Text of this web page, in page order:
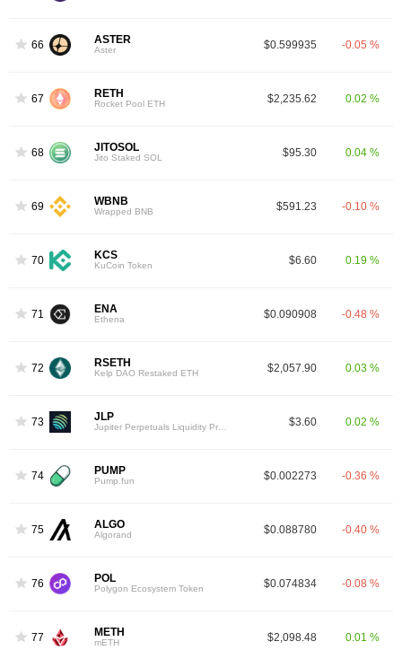
66 ASTER
Aster $0.599935 -0.05 %
67 RETH
Rocket Pool ETH $2,235.62 0.02 %
68 JITOSOL
Jito Staked SOL $95.30 0.04 %
69 WBNB
Wrapped BNB $591.23 -0.10 %
70 KCS
KuCoin Token $6.60 0.19 %
71 ENA
Ethena $0.090908 -0.48 %
72 RSETH
Kelp DAO Restaked ETH $2,057.90 0.03 %
73 JLP $3.60 0.02 %
74 PUMP
Pump.fun $0.002273 -0.36 %
75 ALGO
Algorand $0.088780 -0.40 %
76 POL
Polygon Ecosystem Token $0.074834 -0.08 %
77 METH
mETH $2,098.48 0.01 %